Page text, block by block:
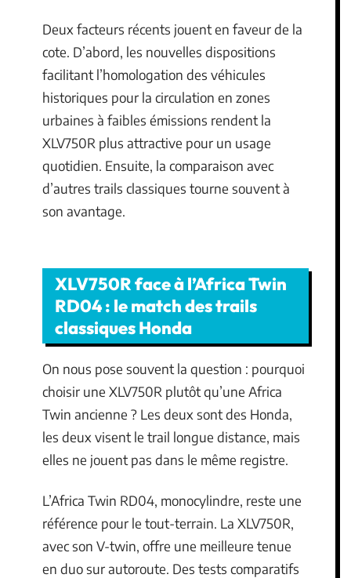
Deux facteurs récents jouent en faveur de la
cote. D’abord, les nouvelles dispositions
facilitant l’homologation des véhicules
historiques pour la circulation en zones
urbaines à faibles émissions rendent la
XLV750R plus attractive pour un usage
quotidien. Ensuite, la comparaison avec
d’autres trails classiques tourne souvent à
son avantage.
XLV750R face à l’Africa Twin
RD04 : le match des trails
classiques Honda
On nous pose souvent la question : pourquoi
choisir une XLV750R plutôt qu’une Africa
Twin ancienne ? Les deux sont des Honda,
les deux visent le trail longue distance, mais
elles ne jouent pas dans le même registre.
L’Africa Twin RD04, monocylindre, reste une
référence pour le tout-terrain. La XLV750R,
avec son V-twin, offre une meilleure tenue
en duo sur autoroute. Des tests comparatifs